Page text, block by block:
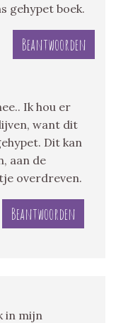
gehypet boek.
Beantwoorden
Ik hou er
want dit
Dit kan
aan de
overdreven.
Beantwoorden
in mijn